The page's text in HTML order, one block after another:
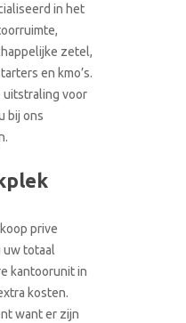
in het
zetel,
en kmo’s.
uitstraling voor
bij ons
prive
uw totaal
kantoorunit in
kosten.
want er zijn